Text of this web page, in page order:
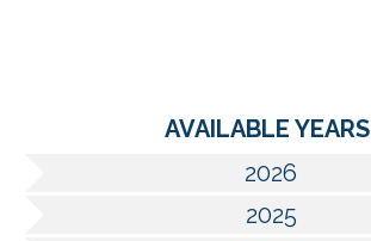
AVAILABLE YEARS
2026
2025